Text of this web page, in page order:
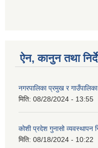
ऐन, कानुन तथा
नगरपालिका प्रमुख र
मिति: 08/28/2024 - 13:55
कोशी प्रदेश गुनासो व्यवस्थापन
मिति: 08/18/2024 - 10:22